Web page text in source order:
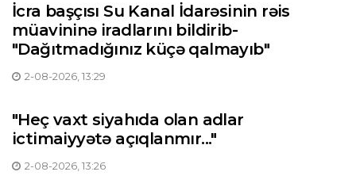
İcra başçısı Su Kanal İdarəsinin rəis
müavininə iradlarını bildirib-
"Dağıtmadığınız küçə qalmayıb"
2-08-2026, 13:29
"Heç vaxt siyahıda olan adlar
ictimaiyyətə açıqlanmır..."
2-08-2026, 13:26